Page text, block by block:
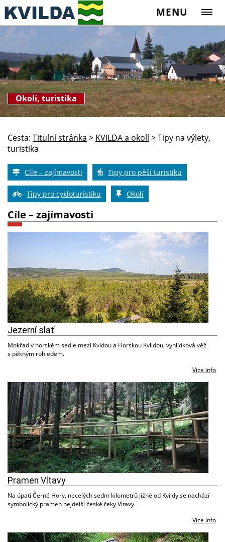
MENU
Okolí, turistika
Cesta: Titulní stránka > KVILDA a okolí>Tipy na výlety,
turistika
Cíle – zajímavosti Tipy pro pěší turistiku
Tipy pro cykloturistiku Okolí
Cíle – zajímavosti
Jezerní slať
Mokřad v horském sedle mezi Kvidou a Horskou Kvildou, vyhlídková věž
s pěkným rohledem.
Více info
Pramen Vltavy
Na úpatí Černé Hory, necelých sedm kilometrů jižně od Kvildy se nachází
symbolický pramen nejdelší české řeky Vltavy.
Více info